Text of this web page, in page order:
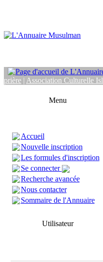
prière | Association Culturelle
Menu
Accueil
Nouvelle inscription
Les formules d'inscription
Se connecter
Recherche avancée
Nous contacter
Sommaire de l'Annuaire
Utilisateur